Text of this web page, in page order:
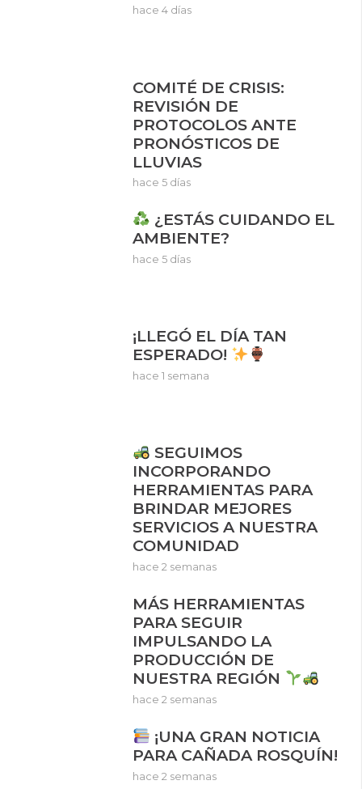
hace 4 días
COMITÉ DE CRISIS:
REVISIÓN DE
PROTOCOLOS ANTE
PRONÓSTICOS DE
LLUVIAS
hace 5 días
¿ESTÁS CUIDANDO EL
AMBIENTE?
hace 5 días
¡LLEGÓ EL DÍA TAN
ESPERADO!
hace 1 semana
SEGUIMOS
INCORPORANDO
HERRAMIENTAS PARA
BRINDAR MEJORES
SERVICIOS A NUESTRA
COMUNIDAD
hace 2 semanas
MÁS HERRAMIENTAS
PARA SEGUIR
IMPULSANDO LA
PRODUCCIÓN DE
NUESTRA REGIÓN
hace 2 semanas
¡UNA GRAN NOTICIA
PARA CAÑADA ROSQUÍN!
hace 2 semanas